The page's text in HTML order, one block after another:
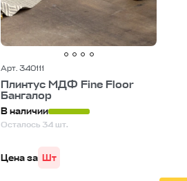
Арт. 340111
Плинтус МДФ Fine Floor
Бангалор
В наличии
Осталось 34 шт.
Цена за Шт